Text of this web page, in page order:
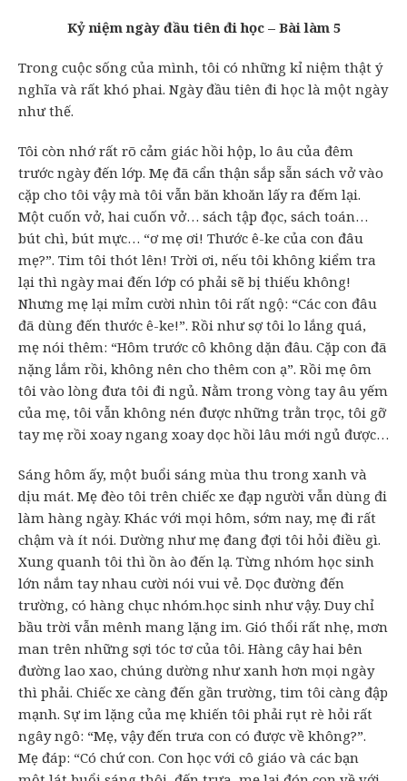
Kỷ niệm ngày đầu tiên đi học – Bài làm 5
Trong cuộc sống của mình, tôi có những kỉ niệm thật ý
nghĩa và rất khó phai. Ngày đầu tiên đi học là một ngày
như thế.
Tôi còn nhớ rất rõ cảm giác hồi hộp, lo âu của đêm
trước ngày đến lớp. Mẹ đã cẩn thận sắp sẵn sách vở vào
cặp cho tôi vậy mà tôi vẫn băn khoăn lấy ra đếm lại.
Một cuốn vở, hai cuốn vở… sách tập đọc, sách toán…
bút chì, bút mực… “ơ mẹ ơi! Thước ê-ke của con đâu
mẹ?”. Tim tôi thót lên! Trời ơi, nếu tôi không kiểm tra
lại thì ngày mai đến lớp có phải sẽ bị thiếu không!
Nhưng mẹ lại mỉm cười nhìn tôi rất ngộ: “Các con đâu
đã dùng đến thước ê-ke!”. Rồi như sợ tôi lo lắng quá,
mẹ nói thêm: “Hôm trước cô không dặn đâu. Cặp con đã
nặng lắm rồi, không nên cho thêm con ạ”. Rồi mẹ ôm
tôi vào lòng đưa tôi đi ngủ. Nằm trong vòng tay âu yếm
của mẹ, tôi vẫn không nén được những trằn trọc, tôi gỡ
tay mẹ rồi xoay ngang xoay dọc hồi lâu mới ngủ được…
Sáng hôm ấy, một buổi sáng mùa thu trong xanh và
dịu mát. Mẹ đèo tôi trên chiếc xe đạp người vẫn dùng đi
làm hàng ngày. Khác với mọi hôm, sớm nay, mẹ đi rất
chậm và ít nói. Dường như mẹ đang đợi tôi hỏi điều gì.
Xung quanh tôi thì ồn ào đến lạ. Từng nhóm học sinh
lớn nắm tay nhau cười nói vui vẻ. Dọc đường đến
trường, có hàng chục nhóm.học sinh như vậy. Duy chỉ
bầu trời vẫn mênh mang lặng im. Gió thổi rất nhẹ, mơn
man trên những sợi tóc tơ của tôi. Hàng cây hai bên
đường lao xao, chúng dường như xanh hơn mọi ngày
thì phải. Chiếc xe càng đến gần trường, tim tôi càng đập
mạnh. Sự im lặng của mẹ khiến tôi phải rụt rè hỏi rất
ngây ngô: “Mẹ, vậy đến trưa con có được về không?”.
Mẹ đáp: “Có chứ con. Con học với cô giáo và các bạn